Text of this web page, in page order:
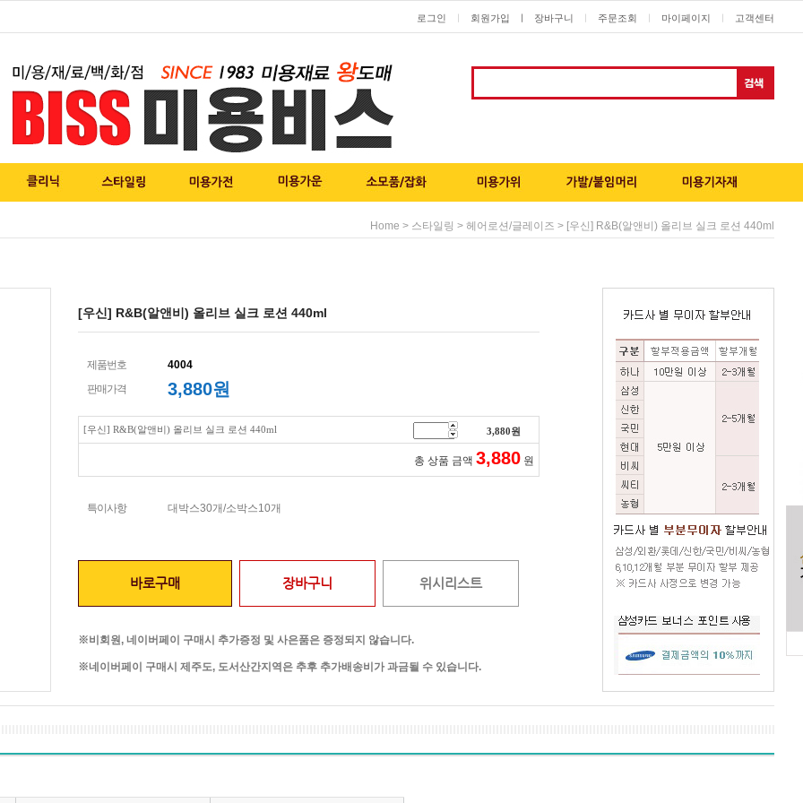
로그인 회원가입 ㅣ 장바구니 주문조회 마이페이지 고객센터
Home > 스타일링 > 헤어로션/글레이즈 > [우신] R&B(알앤비) 올리브 실크 로션 440ml
[우신] R&B(알앤비) 올리브 실크 로션 440ml
제품번호
4004
판매가격
3,880원
[우신] R&B(알앤비) 올리브 실크 로션 440ml 3,880원
총 상품 금액 3,880 원
특이사항 대박스30개/소박스10개
바로구매 장바구니 위시리스트
※비회원, 네이버페이 구매시 추가증정 및 사은품은 증정되지 않습니다.
※네이버페이 구매시 제주도, 도서산간지역은 추후 추가배송비가 과금될 수 있습니다.